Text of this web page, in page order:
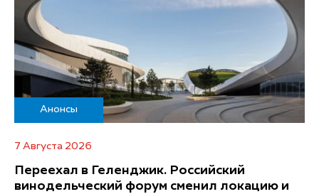
Анонсы
7 Августа 2026
Переехал в Геленджик. Российский
винодельческий форум сменил локацию и